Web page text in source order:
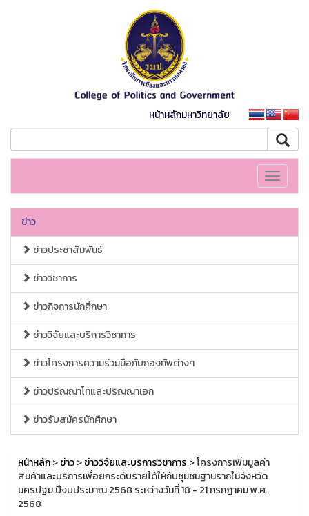
หน้าหลักมหาวิทยาลัย
Toggle
ข่าว
ข่าวประชาสัมพันธ์
ข่าววิชาการ
ข่าวกิจการนักศึกษา
ข่าววิจัยและบริการวิชาการ
ข่าวโครงการความร่วมมือกับกองทัพต่างๆ
ข่าวปริญญาโทและปริญญาเอก
ข่าวรับสมัครนักศึกษา
หน้าหลัก>ข่าว>ข่าววิจัยและบริการวิชาการ > โครงการเพิ่มมูลค่า
สินค้าและบริการเพื่อยกระดับรายได้ให้กับชุมชนฐานรากในจังหวัด
นครปฐม ปีงบประมาณ 2568 ระหว่างวันที่ 18 - 21 กรกฎาคม พ.ศ.
2568